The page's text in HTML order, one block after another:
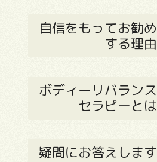
自信をもってお勧め
する理由
ボディーリバランス
セラピーとは
疑問にお答えします